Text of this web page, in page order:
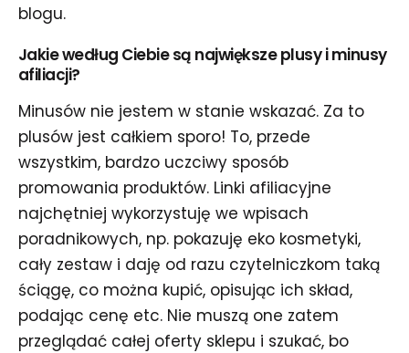
blogu.
Jakie według Ciebie są największe plusy i minusy
afiliacji?
Minusów nie jestem w stanie wskazać. Za to
plusów jest całkiem sporo! To, przede
wszystkim, bardzo uczciwy sposób
promowania produktów. Linki afiliacyjne
najchętniej wykorzystuję we wpisach
poradnikowych, np. pokazuję eko kosmetyki,
cały zestaw i daję od razu czytelniczkom taką
ściągę, co można kupić, opisując ich skład,
podając cenę etc. Nie muszą one zatem
przeglądać całej oferty sklepu i szukać, bo